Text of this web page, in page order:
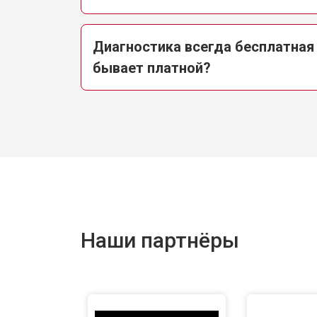
Диагностика всегда
бывает платной?
Наши партнёры